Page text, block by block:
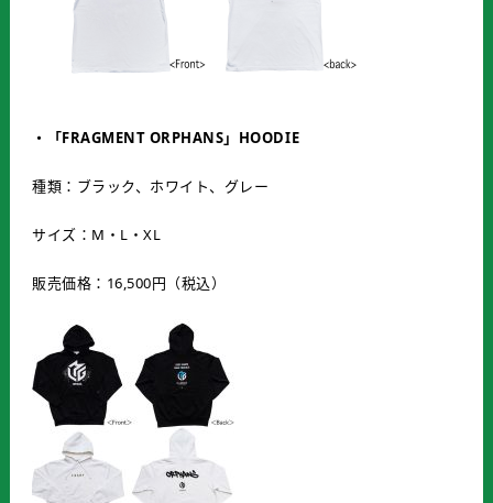
・「FRAGMENT ORPHANS」 HOODIE
種類：ブラック、ホワイト、グレー
サイズ：M・L・XL
販売価格：16,500円（税込）